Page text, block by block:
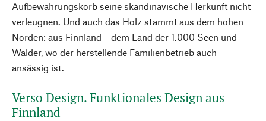
Aufbewahrungskorb seine skandinavische Herkunft nicht
verleugnen. Und auch das Holz stammt aus dem hohen
Norden: aus Finnland – dem Land der 1.000 Seen und
Wälder, wo der herstellende Familienbetrieb auch
ansässig ist.
Verso Design. Funktionales Design aus
Finnland